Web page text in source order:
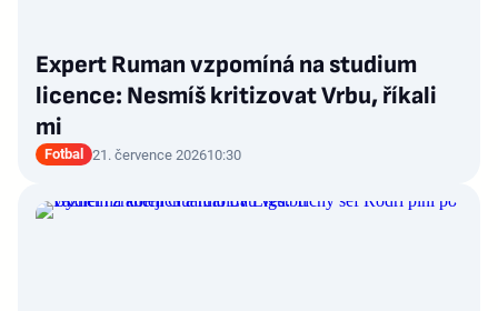
Expert Ruman vzpomíná na studium
licence: Nesmíš kritizovat Vrbu, říkali
mi
Fotbal 21. července 202610:30